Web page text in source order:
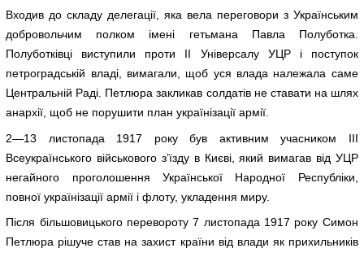
Входив до складу делегації, яка вела переговори з Українським
добровольчим полком імені гетьмана Павла Полуботка.
Полуботківці виступили проти II Універсалу УЦР і поступок
петроградській владі, вимагали, щоб уся влада належала саме
Центральній Раді. Петлюра закликав солдатів не ставати на шлях
анархії, щоб не порушити план українізації армії.
2—13 листопада 1917 року був активним учасником ІІІ
Всеукраїнського військового з’їзду в Києві, який вимагав від УЦР
негайного проголошення Української Народної Республіки,
повної українізації армії і флоту, укладення миру.
Після більшовицького перевороту 7 листопада 1917 року Симон
Петлюра рішуче став на захист країни від влади як прихильників